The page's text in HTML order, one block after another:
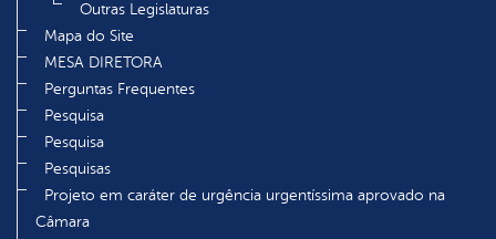
Outras Legislaturas
Mapa do Site
MESA DIRETORA
Perguntas Frequentes
Pesquisa
Pesquisa
Pesquisas
Projeto em caráter de urgência urgentíssima aprovado na
Câmara